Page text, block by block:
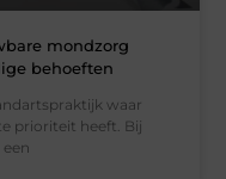
mondzorg
behoeften
waar
prioriteit heeft. Bij